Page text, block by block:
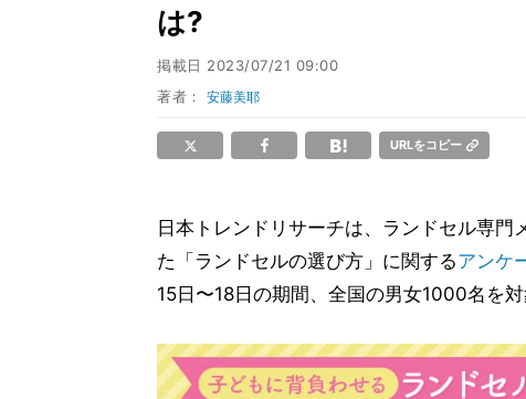
は?
掲載日 2023/07/21 09:00
著者：安藤美耶
URLをコピー
日本トレンドリサーチは、ランドセル専
た「ランドセルの選び方」に関するアンケ
15日〜18日の期間、全国の男女1000名を